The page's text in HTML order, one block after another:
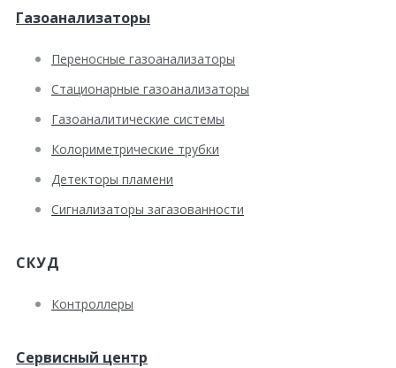
Газоанализаторы
Переносные газоанализаторы
Стационарные газоанализаторы
Газоаналитические системы
Колориметрические трубки
Детекторы пламени
Сигнализаторы загазованности
СКУД
Контроллеры
Сервисный центр